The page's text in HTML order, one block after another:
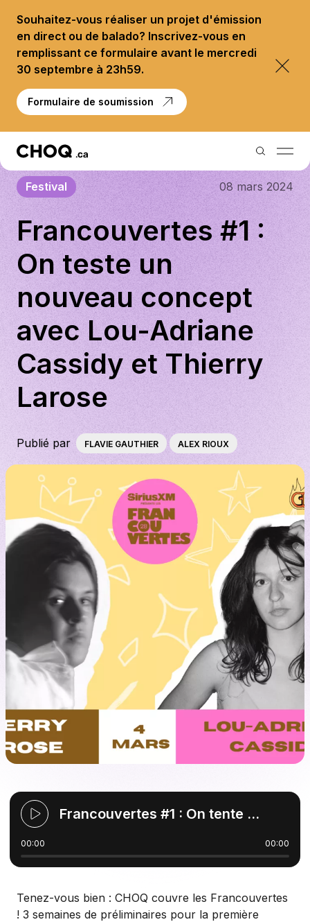
Souhaitez-vous réaliser un projet d'émission
en direct ou de balado? Inscrivez-vous en
remplissant ce formulaire avant le mercredi
30 septembre à 23h59.
Formulaire de soumission
Balados
Reportages
Palmarès
À propos
S'impliquer
Carrière
Location studio
Festival 08 mars 2024
Francouvertes #1 :
On teste un
nouveau concept
avec Lou-Adriane
Cassidy et Thierry
Larose
Publié par FLAVIE GAUTHIER ALEX RIOUX
Francouvertes #1 : On tente un nouveau concept avec Lou-Adriane Cassidy et Thierry Larose
00:00 12:11
Tenez-vous bien : CHOQ couvre les Francouvertes
! 3 semaines de préliminaires pour la première